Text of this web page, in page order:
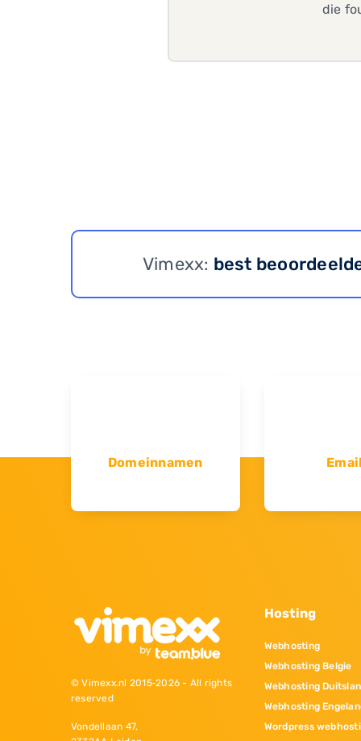
die
Vimexx: best
Domeinnamen
© Vimexx.nl 2015‐2026 - All rights
reserved
Vondellaan 47,
Hosting
Webhosting
Webhosting Belgie
Webhosting
Webhosting
Wordpress